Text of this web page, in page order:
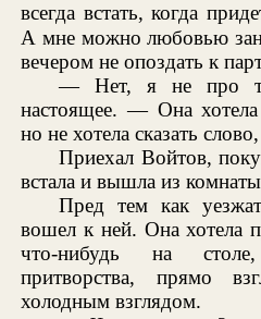
всегда встать, когда
А мне можно любовью
вечером не опоздать к
— Нет, я не про
настоящее. — Она хотела
но не хотела сказать
Приехал Войтов,
встала и вышла из
Пред тем как
вошел к ней. Она хотела
что-нибудь на
притворства, прямо
холодным взглядом.